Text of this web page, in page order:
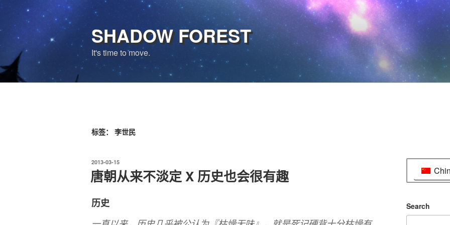
跳
内
SHADOW FOREST
It's time to move.
标签：李世民
发
布
于
2013-03-15
唐朝从来不淡定 X 历史也会很有趣
历史 Search